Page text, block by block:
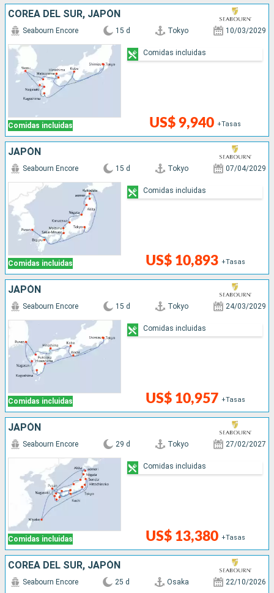
COREA DEL SUR, JAPÓN
Comidas incluidas
Seabourn Encore 15 d Tokyo 10/03/2029
US$ 9,940 +Tasas
Comidas incluidas
JAPÓN
Comidas incluidas
Seabourn Encore 15 d Tokyo 07/04/2029
US$ 10,893 +Tasas
Comidas incluidas
JAPÓN
Comidas incluidas
Seabourn Encore 15 d Tokyo 24/03/2029
US$ 10,957 +Tasas
Comidas incluidas
JAPÓN
Comidas incluidas
Seabourn Encore 29 d Tokyo 27/02/2027
US$ 13,380 +Tasas
Comidas incluidas
COREA DEL SUR, JAPÓN
Seabourn Encore 25 d Osaka 22/10/2026